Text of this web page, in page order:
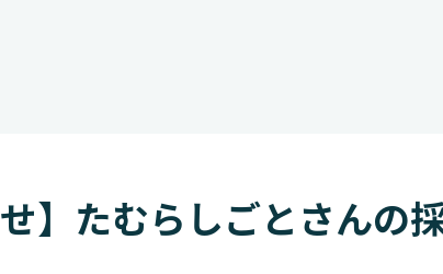
せ】たむらしごとさんの